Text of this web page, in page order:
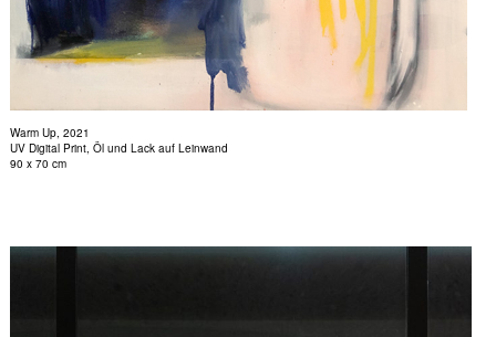
Warm Up, 2021
UV Digital Print, Öl und Lack auf Leinwand
90 x 70 cm